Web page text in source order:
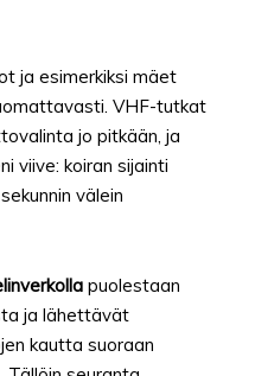
ja esimerkiksi mäet
VHF-tutkat
jo pitkään, ja
viive: koiran sijainti
välein
puolestaan
ja lähettävät
kautta suoraan